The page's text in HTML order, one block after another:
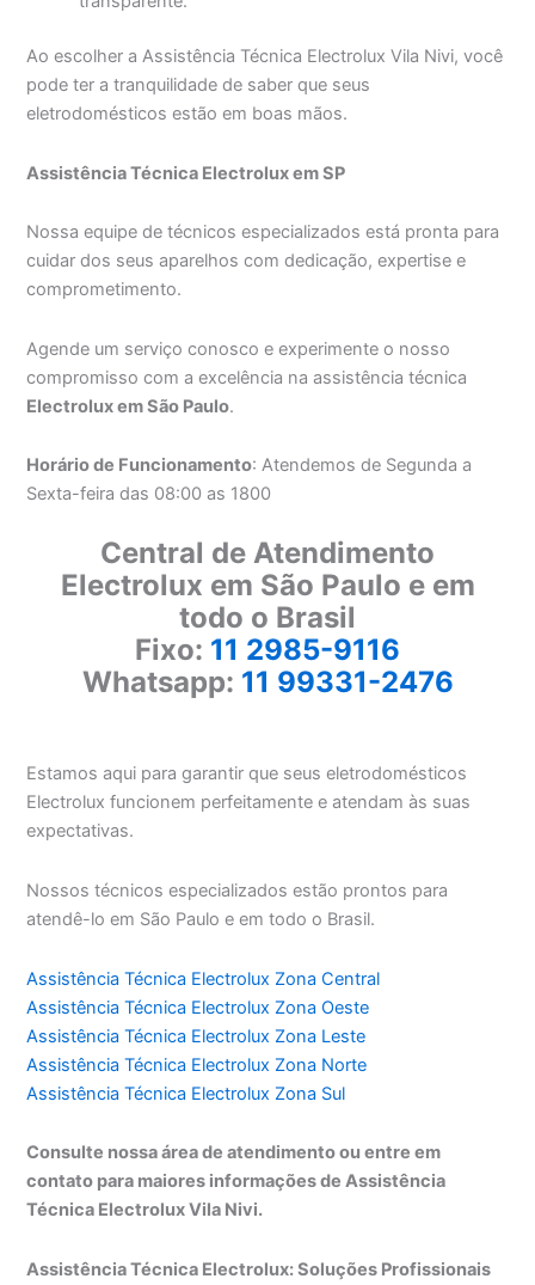
Ao escolher a Assistência Técnica Electrolux Vila Nivi, você
pode ter a tranquilidade de saber que seus
eletrodomésticos estão em boas mãos.
Assistência Técnica Electrolux em SP
Nossa equipe de técnicos especializados está pronta para
cuidar dos seus aparelhos com dedicação, expertise e
comprometimento.
Agende um serviço conosco e experimente o nosso
compromisso com a excelência na assistência técnica
Electrolux em São Paulo.
Horário de Funcionamento: Atendemos de Segunda a
Sexta-feira das 08:00 as 1800
Central de Atendimento
Electrolux em São Paulo e em
todo o Brasil
Fixo: 11 2985-9116
Whatsapp: 11 99331-2476
Estamos aqui para garantir que seus eletrodomésticos
Electrolux funcionem perfeitamente e atendam às suas
expectativas.
Nossos técnicos especializados estão prontos para
atendê-lo em São Paulo e em todo o Brasil.
Assistência Técnica Electrolux Zona Central
Assistência Técnica Electrolux Zona Oeste
Assistência Técnica Electrolux Zona Leste
Assistência Técnica Electrolux Zona Norte
Assistência Técnica Electrolux Zona Sul
Consulte nossa área de atendimento ou entre em
contato para maiores informações de Assistência
Técnica Electrolux Vila Nivi.
Assistência Técnica Electrolux: Soluções Profissionais